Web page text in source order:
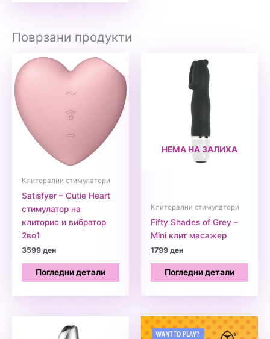
Поврзани продукти
Клиторални стимулатори
Satisfyer – Cutie Heart
стимулатор на
клиторис и вибратор
2во1
3599ден
Погледни детали
НЕМА НА ЗАЛИХА
Клиторални стимулатори
Fifty Shades of Grey –
Mini клит масажер
1799ден
Погледни детали